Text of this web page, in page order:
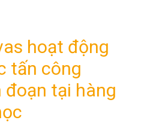
hoạt động
tấn công
đoạn tại hàng